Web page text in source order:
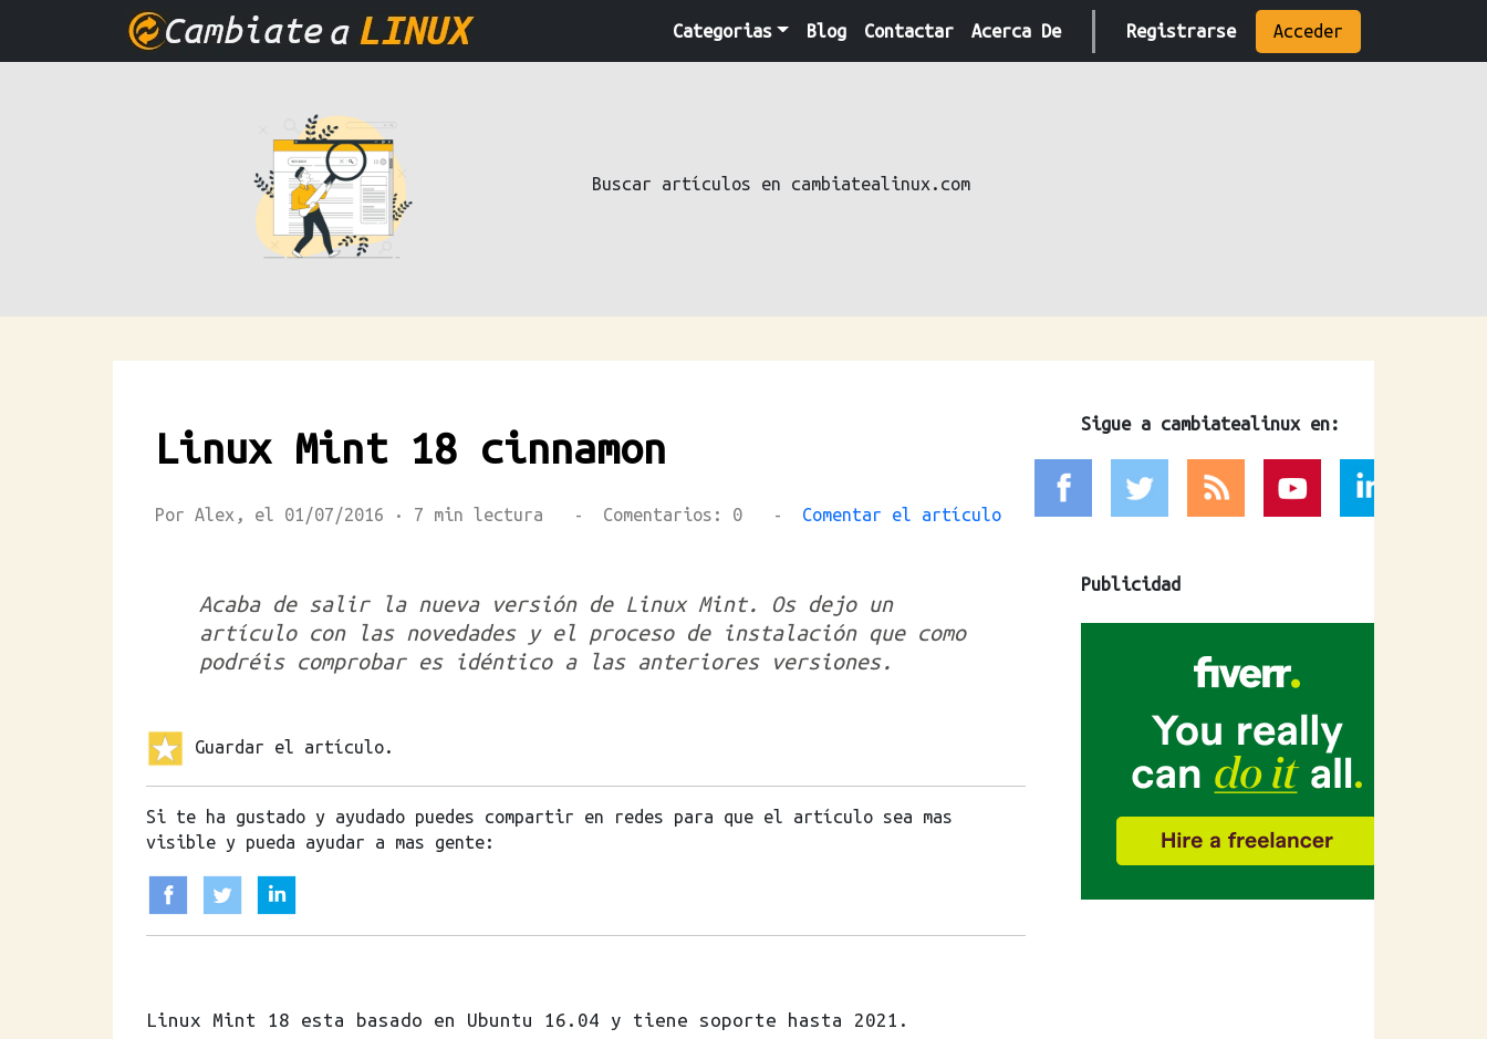
Categorias Blog Contactar Acerca De Registrarse Acceder
Buscar artículos en cambiatealinux.com
Linux Mint 18 cinnamon
Por Alex, el 01/07/2016 · 7 min lectura - Comentarios: 0 - Comentar el artículo
Acaba de salir la nueva versión de Linux Mint. Os dejo un
artículo con las novedades y el proceso de instalación que como
podréis comprobar es idéntico a las anteriores versiones.
Guardar el artículo.
Si te ha gustado y ayudado puedes compartir en redes para que el artículo sea mas
visible y pueda ayudar a mas gente:
Linux Mint 18 esta basado en Ubuntu 16.04 y tiene soporte hasta 2021.
Sigue a cambiatealinux en:
Publicidad